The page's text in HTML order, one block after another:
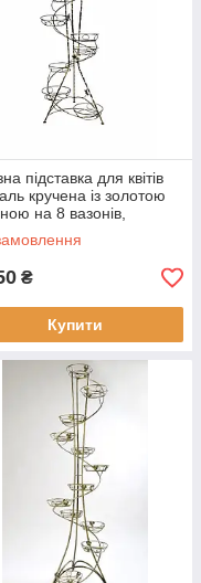
підставка для квітів
кручена із золотою
на 8 вазонів,
129 см
₴
Купити